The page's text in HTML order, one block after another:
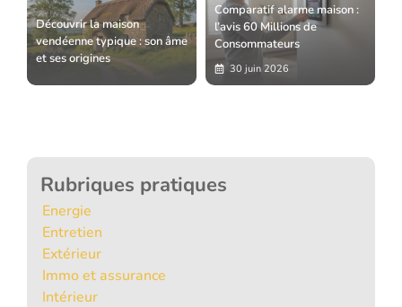
Découvrir la maison
vendéenne typique : son âme
et ses origines
Comparatif alarme maison :
l’avis 60 Millions de
Consommateurs
30 juin 2026
Rubriques pratiques
Energie
Entretien
Extérieur
Immo et assurance
Intérieur